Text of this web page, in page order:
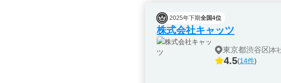
2025年下期全国4位
株式会社キャッツ
東京都渋谷区本
4.5(14件)